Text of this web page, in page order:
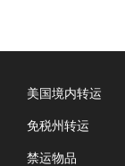
美国境内转运
免税州转运
禁运物品